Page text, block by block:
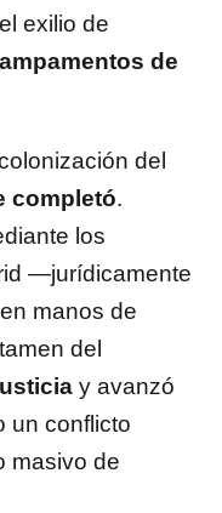
exilio de
de
del
completó.
los
—jurídicamente
manos de
del
y avanzó
un conflicto
masivo de